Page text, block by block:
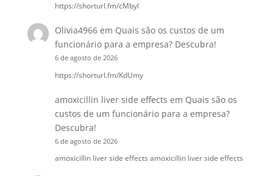
https://shorturl.fm/cMbyl
Olivia4966 em Quais são os custos de um
funcionário para a empresa? Descubra!
6 de agosto de 2026
https://shorturl.fm/KdUmy
amoxicillin liver side effects em Quais são os
custos de um funcionário para a empresa?
Descubra!
6 de agosto de 2026
amoxicillin liver side effects amoxicillin liver side effects